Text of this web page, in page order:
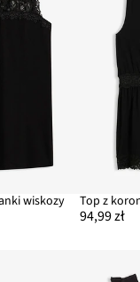
wiskozy Top z
94,99 zł